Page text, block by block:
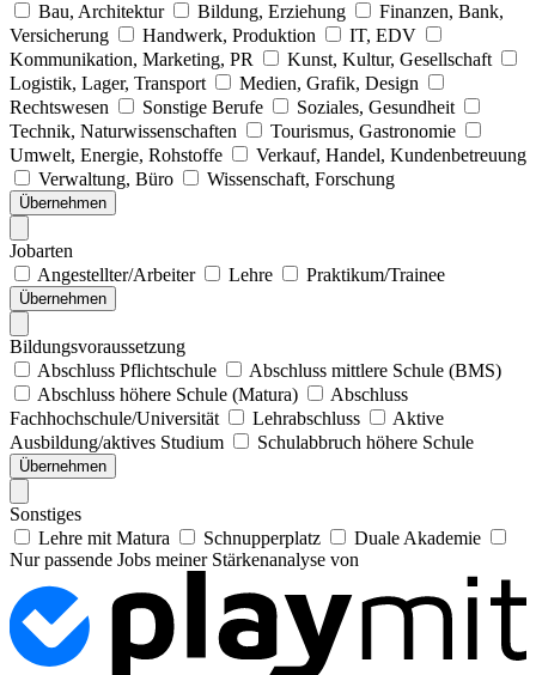
Bau, Architektur
Bildung, Erziehung
Finanzen, Bank,
Versicherung
Handwerk, Produktion
IT, EDV
Kommunikation, Marketing, PR
Kunst, Kultur, Gesellschaft
Logistik, Lager, Transport
Medien, Grafik, Design
Rechtswesen
Sonstige Berufe
Soziales, Gesundheit
Technik, Naturwissenschaften
Tourismus, Gastronomie
Umwelt, Energie, Rohstoffe
Verkauf, Handel, Kundenbetreuung
Verwaltung, Büro
Wissenschaft, Forschung
Übernehmen
Jobarten
Angestellter/Arbeiter
Lehre Praktikum/Trainee
Übernehmen
Bildungsvoraussetzung
Abschluss Pflichtschule
Abschluss mittlere Schule (BMS)
Abschluss höhere Schule (Matura)
Abschluss
Fachhochschule/Universität
Lehrabschluss
Aktive
Ausbildung/aktives Studium
Schulabbruch höhere Schule
Übernehmen
Sonstiges
Lehre mit Matura
Schnupperplatz
Duale Akademie
Nur passende Jobs meiner Stärkenanalyse von